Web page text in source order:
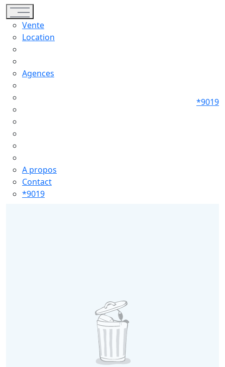
Toggle navigation
Vente
Location
Agences
A propos
Contact
*9019
*9019